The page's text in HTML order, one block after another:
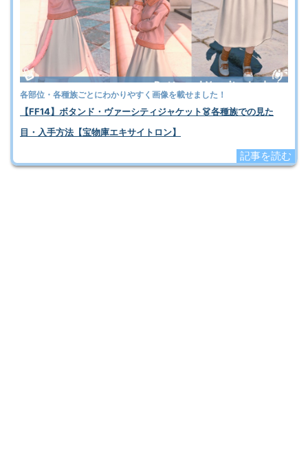
各部位・各種族ごとにわかりやすく画像を載せました！
【FF14】ボタンド・ヴァーシティジャケット👗各種族での見た
目・入手方法【宝物庫エキサイトロン】
記事を読む